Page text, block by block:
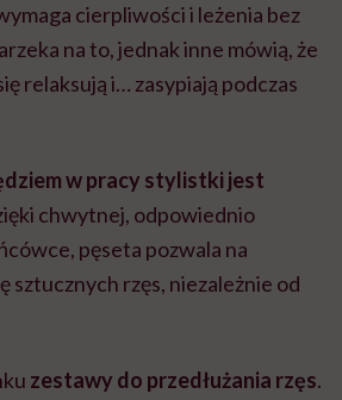
cierpliwości i leżenia bez
na to, jednak inne mówią, że
relaksują i… zasypiają podczas
w pracy stylistki jest
chwytnej, odpowiednio
pęseta pozwala na
sztucznych rzęs, niezależnie od
zestawy do przedłużania rzęs.